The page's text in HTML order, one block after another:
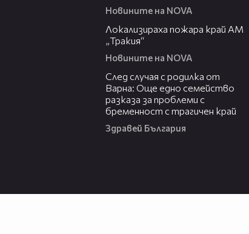
Новините на NOVA
Локализираха пожара край АМ
„Тракия“
Новините на NOVA
След случая с родилка от
Варна: Още едно семейство
разказа за проблеми с
бременност с трагичен край
Здравей България